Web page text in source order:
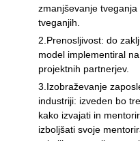
zmanjševanje
tveganjih.
2.Prenosljivost: do
model implementiral
projektnih partnerjev.
3.Izobraževanje
industriji: izveden bo
kako izvajati in
izboljšati svoje